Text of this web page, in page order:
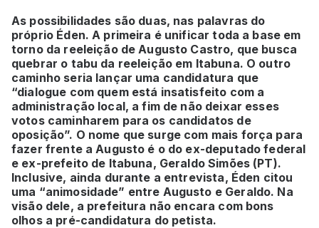
As possibilidades são duas, nas palavras do
próprio Éden. A primeira é unificar toda a base em
torno da reeleição de Augusto Castro, que busca
quebrar o tabu da reeleição em Itabuna. O outro
caminho seria lançar uma candidatura que
“dialogue com quem está insatisfeito com a
administração local, a fim de não deixar esses
votos caminharem para os candidatos de
oposição”. O nome que surge com mais força para
fazer frente a Augusto é o do ex-deputado federal
e ex-prefeito de Itabuna, Geraldo Simões (PT).
Inclusive, ainda durante a entrevista, Éden citou
uma “animosidade” entre Augusto e Geraldo. Na
visão dele, a prefeitura não encara com bons
olhos a pré-candidatura do petista.